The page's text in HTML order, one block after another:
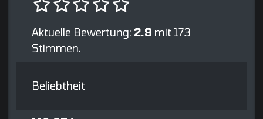
Aktuelle Bewertung: 2.9 mit 173
Stimmen.
Beliebtheit